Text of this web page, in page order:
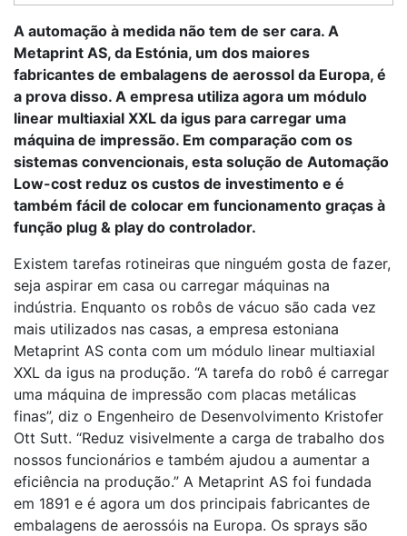
A automação à medida não tem de ser cara. A
Metaprint AS, da Estónia, um dos maiores
fabricantes de embalagens de aerossol da Europa, é
a prova disso. A empresa utiliza agora um módulo
linear multiaxial XXL da igus para carregar uma
máquina de impressão. Em comparação com os
sistemas convencionais, esta solução de Automação
Low-cost reduz os custos de investimento e é
também fácil de colocar em funcionamento graças à
função plug & play do controlador.
Existem tarefas rotineiras que ninguém gosta de fazer,
seja aspirar em casa ou carregar máquinas na
indústria. Enquanto os robôs de vácuo são cada vez
mais utilizados nas casas, a empresa estoniana
Metaprint AS conta com um módulo linear multiaxial
XXL da igus na produção. “A tarefa do robô é carregar
uma máquina de impressão com placas metálicas
finas”, diz o Engenheiro de Desenvolvimento Kristofer
Ott Sutt. “Reduz visivelmente a carga de trabalho dos
nossos funcionários e também ajudou a aumentar a
eficiência na produção.” A Metaprint AS foi fundada
em 1891 e é agora um dos principais fabricantes de
embalagens de aerossóis na Europa. Os sprays são